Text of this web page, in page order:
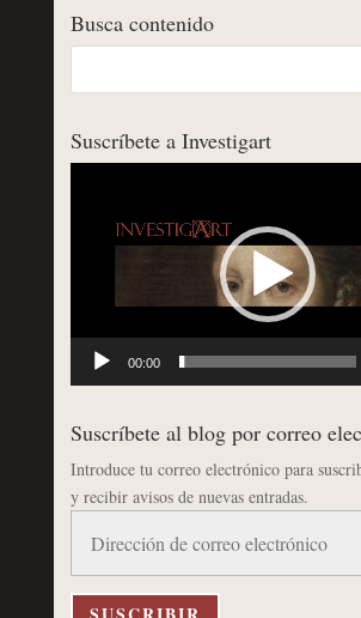
Busca contenido
Suscríbete a Investigart
00:00
Suscríbete al blog por correo
Introduce tu correo electrónico para
y recibir avisos de nuevas entradas.
correo
electrónico